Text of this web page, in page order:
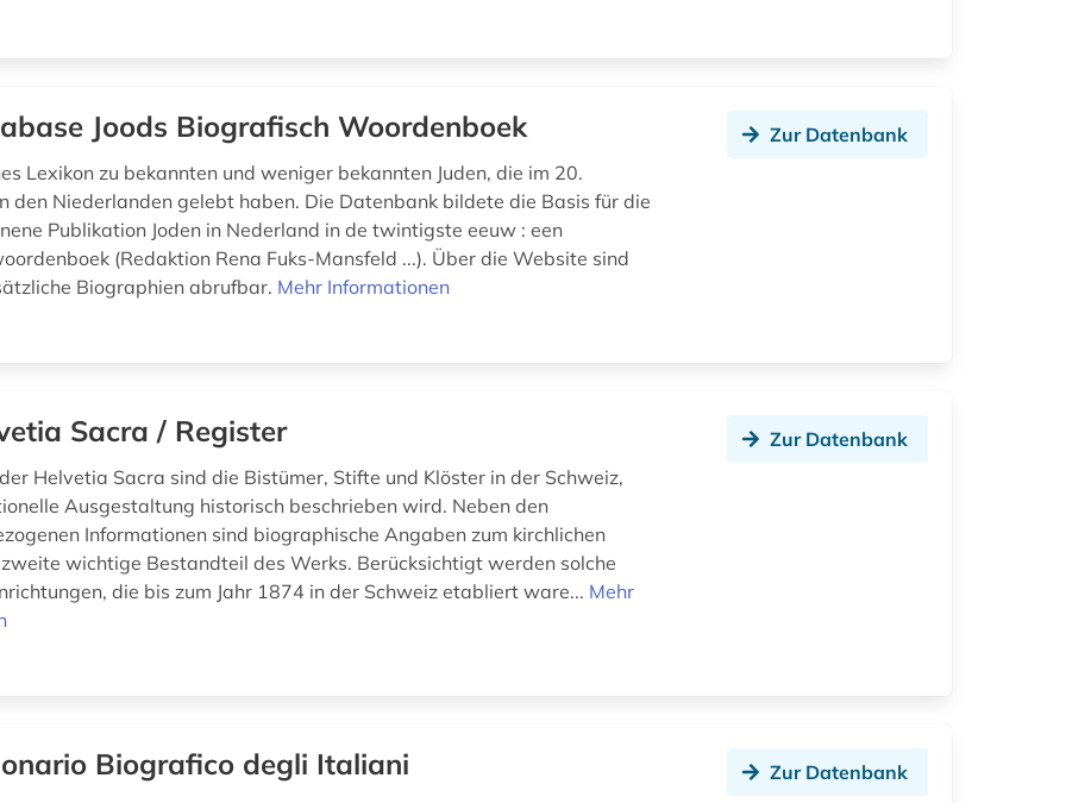
Joods Biografisch Woordenboek
Lexikon zu bekannten und weniger bekannten Juden, die im 20.
den Niederlanden gelebt haben. Die Datenbank bildete die Basis für die
Publikation Joden in Nederland in de twintigste eeuw : een
(Redaktion Rena Fuks-Mansfeld ...). Über die Website sind
Biographien abrufbar. Mehr Informationen
Zur Datenbank
Sacra / Register
Helvetia Sacra sind die Bistümer, Stifte und Klöster in der Schweiz,
Ausgestaltung historisch beschrieben wird. Neben den
Informationen sind biographische Angaben zum kirchlichen
wichtige Bestandteil des Werks. Berücksichtigt werden solche
die bis zum Jahr 1874 in der Schweiz etabliert ware... Mehr
Zur Datenbank
Biografico degli Italiani Zur Datenbank